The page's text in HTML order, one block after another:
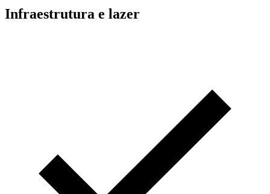
Infraestrutura e lazer